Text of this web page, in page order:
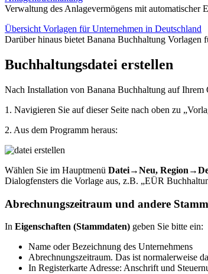
Verwaltung des Anlagevermögens mit automatischer
Übersicht Vorlagen für Unternehmen in Deutschland
Darüber hinaus bietet Banana Buchhaltung
Buchhaltungsdatei erstellen
Nach Installation von Banana Buchhaltung auf
1. Navigieren Sie auf dieser Seite nach oben zu
2. Aus dem Programm heraus:
Wählen Sie im Hauptmenü Datei→Neu,
Dialogfensters die Vorlage aus, z.B. „EÜR
Abrechnungszeitraum und andere
In Eigenschaften (Stammdaten) geben Sie bitte ein:
Name oder Bezeichnung des Unternehmens
Abrechnungszeitraum. Das ist normalerweise
In Registerkarte Adresse: Anschrift und